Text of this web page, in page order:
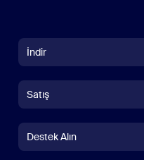
İndir
Zoom Rooms Uygulaması
Zoom Rooms Denetleyicisi
Satış
Satış Birimine Ulaşın
Destek Alın
Destek Alın